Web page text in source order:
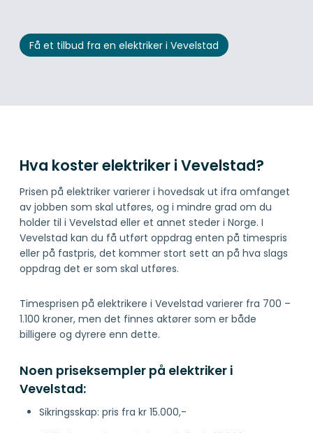
Få et tilbud fra en elektriker i Vevelstad
Hva koster elektriker i Vevelstad?
Prisen på elektriker varierer i hovedsak ut ifra omfanget
av jobben som skal utføres, og i mindre grad om du
holder til i Vevelstad eller et annet steder i Norge. I
Vevelstad kan du få utført oppdrag enten på timespris
eller på fastpris, det kommer stort sett an på hva slags
oppdrag det er som skal utføres.
Timesprisen på elektrikere i Vevelstad varierer fra 700 –
1.100 kroner, men det finnes aktører som er både
billigere og dyrere enn dette.
Noen priseksempler på elektriker i
Vevelstad:
Sikringsskap: pris fra kr 15.000,-